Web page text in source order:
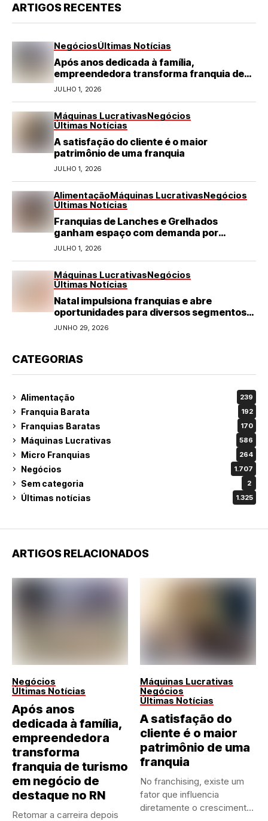
ARTIGOS RECENTES
NegóciosÚltimas Notícias
Após anos dedicada à família,
empreendedora transforma franquia de
turismo em negócio de destaque no RN
JULHO 1, 2026
Máquinas LucrativasNegócios
Últimas Notícias
A satisfação do cliente é o maior
patrimônio de uma franquia
JULHO 1, 2026
AlimentaçãoMáquinas LucrativasNegócios
Últimas Notícias
Franquias de Lanches e Grelhados
ganham espaço com demanda por
refeições rápidas e de qualidade
JULHO 1, 2026
Máquinas LucrativasNegócios
Últimas Notícias
Natal impulsiona franquias e abre
oportunidades para diversos segmentos
do varejo
JUNHO 29, 2026
CATEGORIAS
Alimentação 239
Franquia Barata 192
Franquias Baratas 170
Máquinas Lucrativas 586
Micro Franquias 264
Negócios 1.707
Sem categoria 2
Últimas notícias 1.325
ARTIGOS RELACIONADOS
Negócios
Últimas Notícias
Após anos
dedicada à família,
empreendedora
transforma
franquia de turismo
em negócio de
destaque no RN
Retomar a carreira depois
Máquinas Lucrativas
Negócios
Últimas Notícias
A satisfação do
cliente é o maior
patrimônio de uma
franquia
No franchising, existe um
fator que influencia
diretamente o crescimento